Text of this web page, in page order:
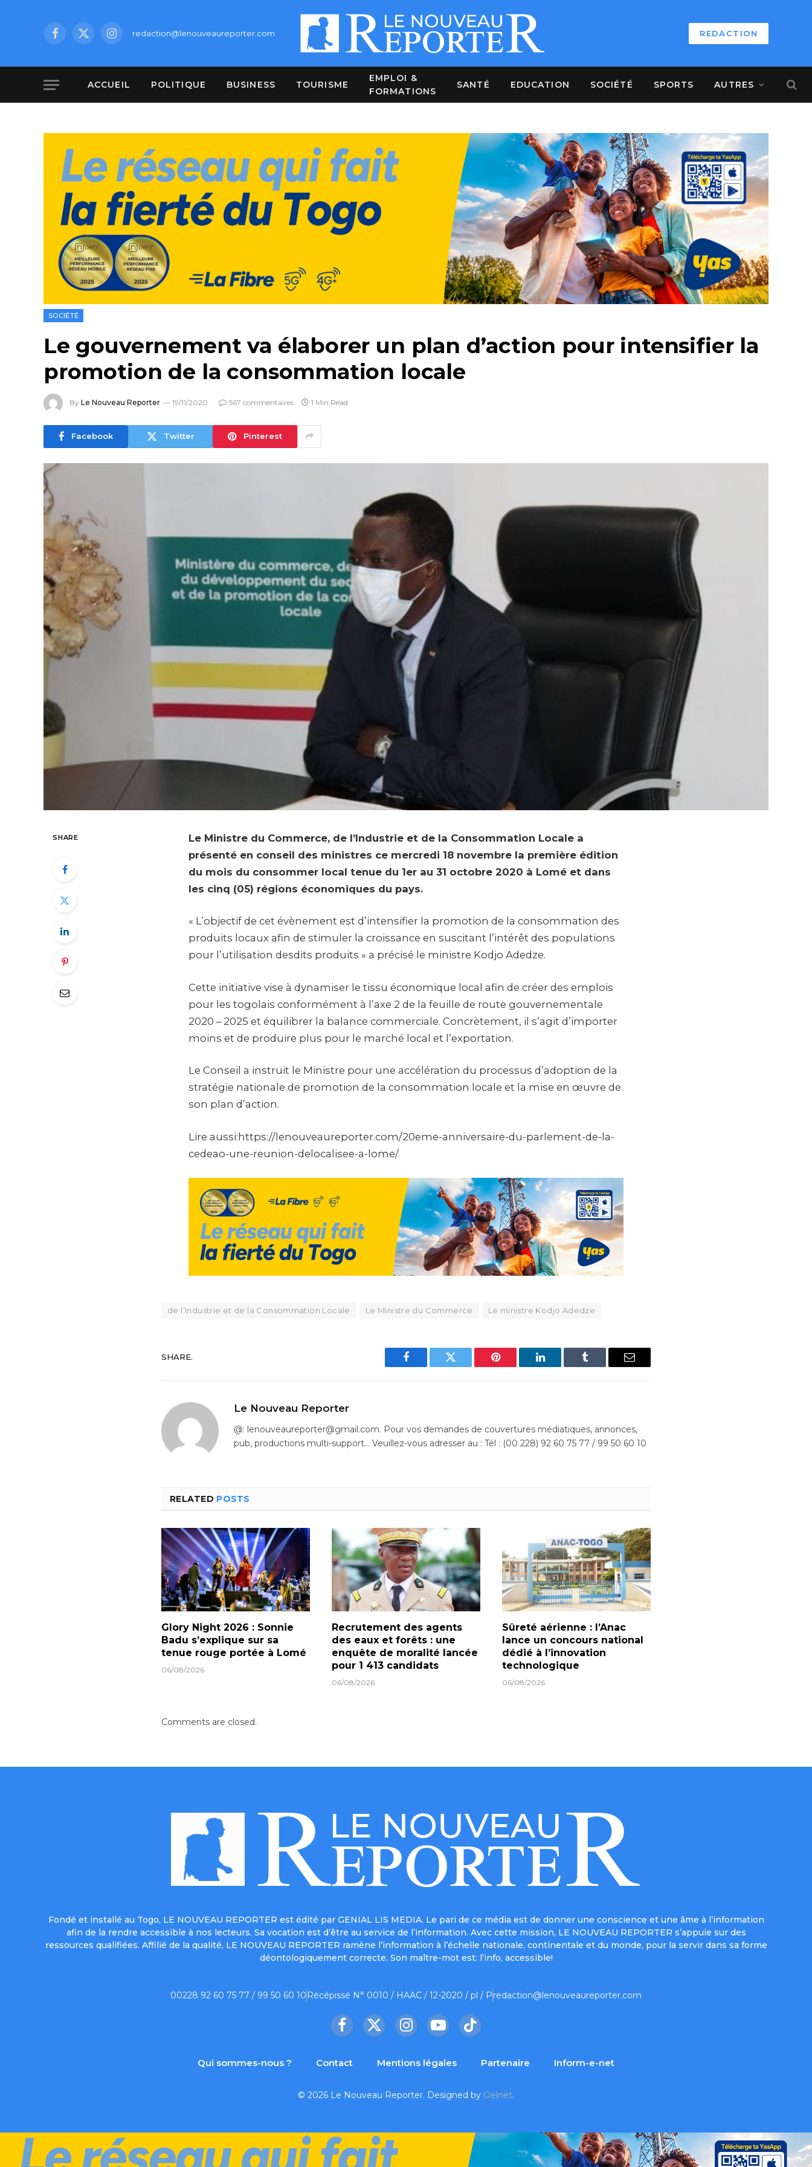
Facebook
X
Instagramredaction@lenouveaureporter.com REDACTION
ACCUEIL POLITIQUE BUSINESS TOURISME
EMPLOI &
FORMATIONS
SANTÉ EDUCATION SOCIÉTÉ SPORTS AUTRES
SOCIÉTÉ
Le gouvernement va élaborer un plan d’action pour intensifier la
promotion de la consommation locale
By Le Nouveau Reporter 19/11/2020 567 commentaires 1 Min Read
Facebook Twitter Pinterest
SHARE
Le Ministre du Commerce, de l’Industrie et de la Consommation Locale a
présenté en conseil des ministres ce mercredi 18 novembre la première édition
du mois du consommer local tenue du 1er au 31 octobre 2020 à Lomé et dans
les cinq (05) régions économiques du pays.
« L’objectif de cet évènement est d’intensifier la promotion de la consommation des
produits locaux afin de stimuler la croissance en suscitant l’intérêt des populations
pour l’utilisation desdits produits » a précisé le ministre Kodjo Adedze.
Cette initiative vise à dynamiser le tissu économique local afin de créer des emplois
pour les togolais conformément à l’axe 2 de la feuille de route gouvernementale
2020 – 2025 et équilibrer la balance commerciale. Concrètement, il s’agit d’importer
moins et de produire plus pour le marché local et l’exportation.
Le Conseil a instruit le Ministre pour une accélération du processus d’adoption de la
stratégie nationale de promotion de la consommation locale et la mise en œuvre de
son plan d’action.
Lire aussi:https://lenouveaureporter.com/20eme-anniversaire-du-parlement-de-la-
cedeao-une-reunion-delocalisee-a-lome/
de l’Industrie et de la Consommation Locale Le Ministre du Commerce Le ministre Kodjo Adedze
SHARE.
Facebook Twitter Pinterest LinkedIn Tumblr Email
Le Nouveau Reporter
@: lenouveaureporter@gmail.com. Pour vos demandes de couvertures médiatiques, annonces,
pub, productions multi-support… Veuillez-vous adresser au : Tél : (00 228) 92 60 75 77 / 99 50 60 10
RELATED POSTS
Glory Night 2026 : Sonnie
Badu s’explique sur sa
tenue rouge portée à Lomé
06/08/2026
Recrutement des agents
des eaux et forêts : une
enquête de moralité lancée
pour 1 413 candidats
06/08/2026
Sûreté aérienne : l’Anac
lance un concours national
dédié à l’innovation
technologique
06/08/2026
Comments are closed.
Fondé et installé au Togo, LE NOUVEAU REPORTER est édité par GENIAL LIS MEDIA. Le pari de ce média est de donner une conscience et une âme à l’information
afin de la rendre accessible à nos lecteurs. Sa vocation est d’être au service de l’information. Avec cette mission, LE NOUVEAU REPORTER s’appuie sur des
ressources qualifiées. Affilié de la qualité, LE NOUVEAU REPORTER ramène l’information à l’échelle nationale, continentale et du monde, pour la servir dans sa forme
déontologiquement correcte. Son maître-mot est: l’info, accessible!
00228 92 60 75 77 / 99 50 60 10 Récépissé N° 0010 / HAAC / 12-2020 / pl / Predaction@lenouveaureporter.com
Facebook
X
InstagramYouTubeTikTok
Qui sommes-nous ? Contact Mentions légales Partenaire Inform-e-net
© 2026 Le Nouveau Reporter. Designed by Oelnet.